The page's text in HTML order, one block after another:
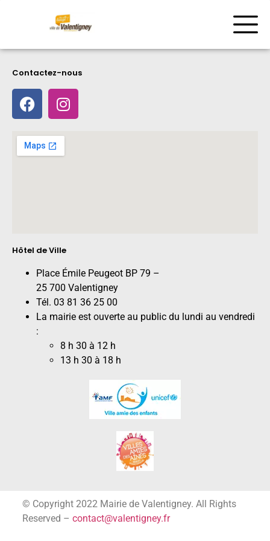
Contactez-nous
Hôtel de Ville
Place Émile Peugeot BP 79 –
25 700 Valentigney
Tél. 03 81 36 25 00
La mairie est ouverte au public du lundi au vendredi
:
8 h 30 à 12 h
13 h 30 à 18 h
© Copyright 2022 Mairie de Valentigney. All Rights
Reserved – contact@valentigney.fr